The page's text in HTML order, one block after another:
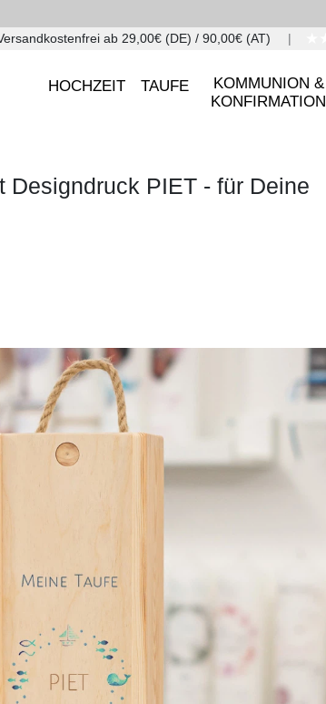
ab 29,00€ (DE) / 90,00€ (AT)
HOCHZEIT TAUFE
KOMMUNION &
KONFIRMATION
Designdruck PIET - für Deine